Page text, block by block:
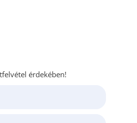
érdekében!